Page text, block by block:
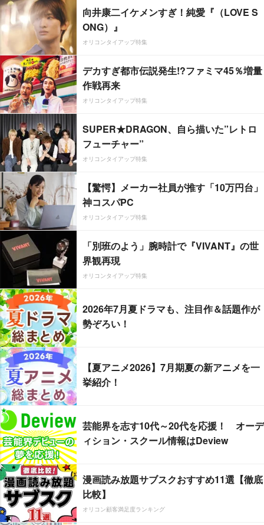
向井康二イケメンすぎ！純愛『（LOVE S
ONG）』
オリコンタイアップ特集
デカすぎ都市伝説発生!?ファミマ45％増量
作戦再来
オリコンタイアップ特集
SUPER★DRAGON、自ら描いた”レトロ
フューチャー”
オリコンタイアップ特集
【驚愕】メーカー社員が推す「10万円台」
神コスパPC
オリコンタイアップ特集
「別班のよう」腕時計で『VIVANT』の世
界観再現
オリコンタイアップ特集
2026年7月夏ドラマも、注目作＆話題作が
勢ぞろい！
【夏アニメ2026】7月期夏の新アニメを一
挙紹介！
芸能界を志す10代～20代を応援！ オーデ
ィション・スクール情報はDeview
漫画読み放題サブスクおすすめ11選【徹底
比較】
オリコン顧客満足度ランキング